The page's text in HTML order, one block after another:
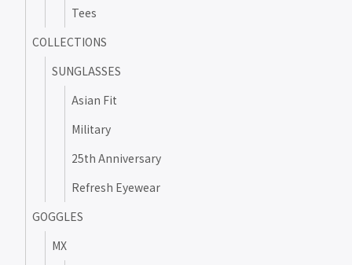
Tees
COLLECTIONS
SUNGLASSES
Asian Fit
Military
25th Anniversary
Refresh Eyewear
GOGGLES
MX